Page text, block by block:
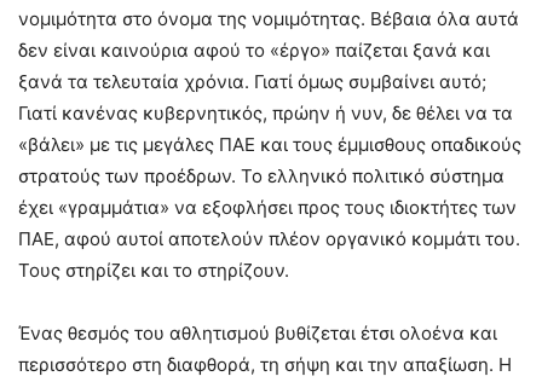
νομιμότητα στο όνομα της νομιμότητας. Βέβαια όλα αυτά
δεν είναι καινούρια αφού το «έργο» παίζεται ξανά και
ξανά τα τελευταία χρόνια. Γιατί όμως συμβαίνει αυτό;
Γιατί κανένας κυβερνητικός, πρώην ή νυν, δε θέλει να τα
«βάλει» με τις μεγάλες ΠΑΕ και τους έμμισθους οπαδικούς
στρατούς των προέδρων. Το ελληνικό πολιτικό σύστημα
έχει «γραμμάτια» να εξοφλήσει προς τους ιδιοκτήτες των
ΠΑΕ, αφού αυτοί αποτελούν πλέον οργανικό κομμάτι του.
Τους στηρίζει και το στηρίζουν.
Ένας θεσμός του αθλητισμού βυθίζεται έτσι ολοένα και
περισσότερο στη διαφθορά, τη σήψη και την απαξίωση. Η